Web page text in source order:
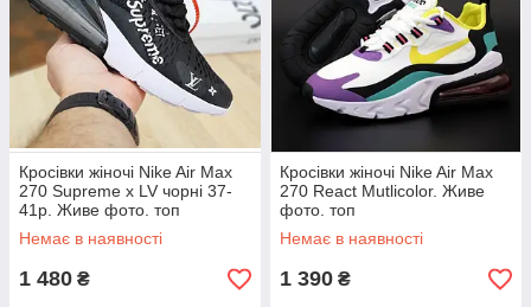
Кросівки жіночі Nike Air Max
270 Supreme x LV чорні 37-
41р. Живе фото. топ
Немає в наявності
1 480 ₴
Кросівки жіночі Nike Air Max
270 React Mutlicolor. Живе
фото. топ
Немає в наявності
1 390 ₴